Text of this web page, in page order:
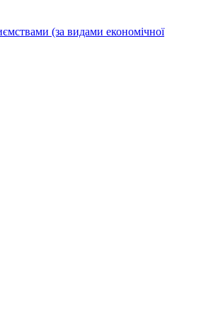
(за видами економічної